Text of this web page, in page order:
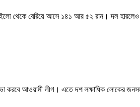
থেকে বেরিয়ে আসে ১৪১ আর ৫২ রান। দল
করবে আওয়ামী লীগ। এতে দশ লক্ষাধিক লোকের